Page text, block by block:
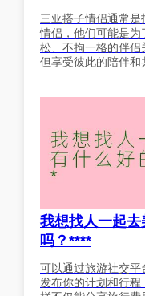
三亚搭子情侣通常
情侣，他们可能是为
松、不拘一格的伴侣
但享受彼此的陪伴和
我想找人一起
吗？****
可以通过旅游社交平
发布你的计划和行